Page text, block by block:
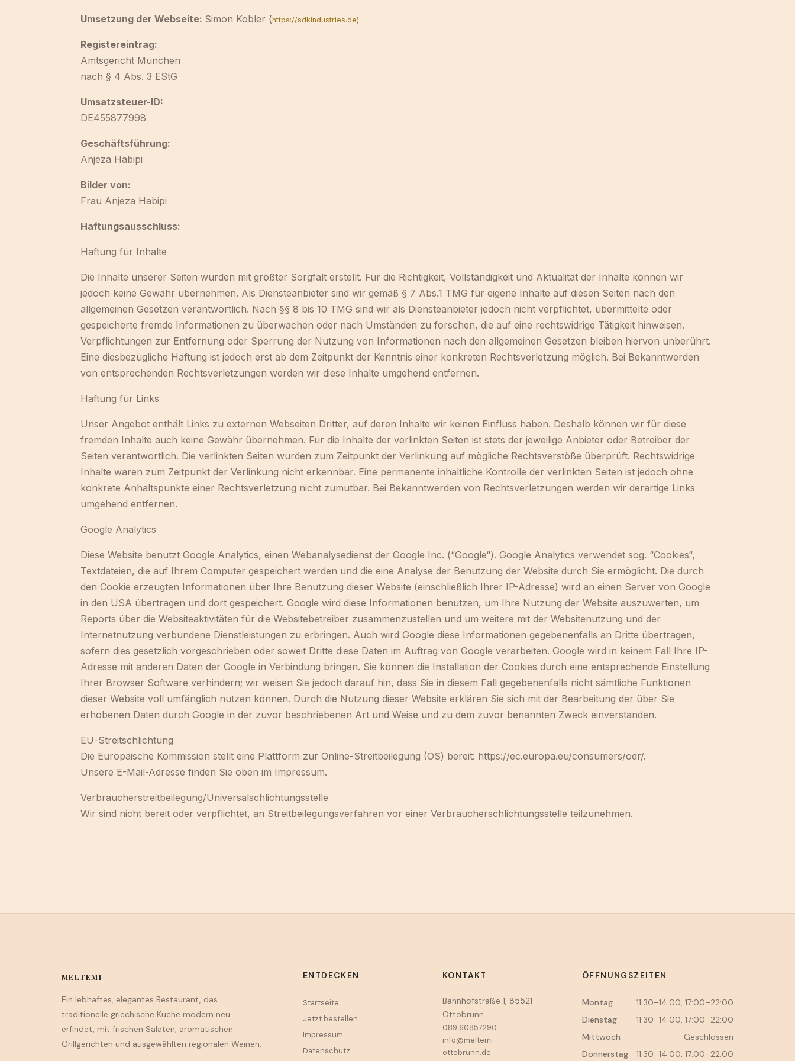
Umsetzung der Webseite: Simon Kobler (https://sdkindustries.de)
Registereintrag:
Amtsgericht München
nach § 4 Abs. 3 EStG
Umsatzsteuer-ID:
DE455877998
Geschäftsführung:
Anjeza Habipi
Bilder von:
Frau Anjeza Habipi
Haftungsausschluss:
Haftung für Inhalte
Die Inhalte unserer Seiten wurden mit größter Sorgfalt erstellt. Für die Richtigkeit, Vollständigkeit und Aktualität der Inhalte können wir
jedoch keine Gewähr übernehmen. Als Diensteanbieter sind wir gemäß § 7 Abs.1 TMG für eigene Inhalte auf diesen Seiten nach den
allgemeinen Gesetzen verantwortlich. Nach §§ 8 bis 10 TMG sind wir als Diensteanbieter jedoch nicht verpflichtet, übermittelte oder
gespeicherte fremde Informationen zu überwachen oder nach Umständen zu forschen, die auf eine rechtswidrige Tätigkeit hinweisen.
Verpflichtungen zur Entfernung oder Sperrung der Nutzung von Informationen nach den allgemeinen Gesetzen bleiben hiervon unberührt.
Eine diesbezügliche Haftung ist jedoch erst ab dem Zeitpunkt der Kenntnis einer konkreten Rechtsverletzung möglich. Bei Bekanntwerden
von entsprechenden Rechtsverletzungen werden wir diese Inhalte umgehend entfernen.
Haftung für Links
Unser Angebot enthält Links zu externen Webseiten Dritter, auf deren Inhalte wir keinen Einfluss haben. Deshalb können wir für diese
fremden Inhalte auch keine Gewähr übernehmen. Für die Inhalte der verlinkten Seiten ist stets der jeweilige Anbieter oder Betreiber der
Seiten verantwortlich. Die verlinkten Seiten wurden zum Zeitpunkt der Verlinkung auf mögliche Rechtsverstöße überprüft. Rechtswidrige
Inhalte waren zum Zeitpunkt der Verlinkung nicht erkennbar. Eine permanente inhaltliche Kontrolle der verlinkten Seiten ist jedoch ohne
konkrete Anhaltspunkte einer Rechtsverletzung nicht zumutbar. Bei Bekanntwerden von Rechtsverletzungen werden wir derartige Links
umgehend entfernen.
Google Analytics
Diese Website benutzt Google Analytics, einen Webanalysedienst der Google Inc. (“Google“). Google Analytics verwendet sog. “Cookies“,
Textdateien, die auf Ihrem Computer gespeichert werden und die eine Analyse der Benutzung der Website durch Sie ermöglicht. Die durch
den Cookie erzeugten Informationen über Ihre Benutzung dieser Website (einschließlich Ihrer IP-Adresse) wird an einen Server von Google
in den USA übertragen und dort gespeichert. Google wird diese Informationen benutzen, um Ihre Nutzung der Website auszuwerten, um
Reports über die Websiteaktivitäten für die Websitebetreiber zusammenzustellen und um weitere mit der Websitenutzung und der
Internetnutzung verbundene Dienstleistungen zu erbringen. Auch wird Google diese Informationen gegebenenfalls an Dritte übertragen,
sofern dies gesetzlich vorgeschrieben oder soweit Dritte diese Daten im Auftrag von Google verarbeiten. Google wird in keinem Fall Ihre IP-
Adresse mit anderen Daten der Google in Verbindung bringen. Sie können die Installation der Cookies durch eine entsprechende Einstellung
Ihrer Browser Software verhindern; wir weisen Sie jedoch darauf hin, dass Sie in diesem Fall gegebenenfalls nicht sämtliche Funktionen
dieser Website voll umfänglich nutzen können. Durch die Nutzung dieser Website erklären Sie sich mit der Bearbeitung der über Sie
erhobenen Daten durch Google in der zuvor beschriebenen Art und Weise und zu dem zuvor benannten Zweck einverstanden.
EU-Streitschlichtung
Die Europäische Kommission stellt eine Plattform zur Online-Streitbeilegung (OS) bereit: https://ec.europa.eu/consumers/odr/.
Unsere E-Mail-Adresse finden Sie oben im Impressum.
Verbraucherstreitbeilegung/Universalschlichtungsstelle
Wir sind nicht bereit oder verpflichtet, an Streitbeilegungsverfahren vor einer Verbraucherschlichtungsstelle teilzunehmen.
MELTEMI
Ein lebhaftes, elegantes Restaurant, das
traditionelle griechische Küche modern neu
erfindet, mit frischen Salaten, aromatischen
Grillgerichten und ausgewählten regionalen Weinen.
ENTDECKEN
Startseite
Jetzt bestellen
Impressum
Datenschutz
KONTAKT
Bahnhofstraße 1, 85521
Ottobrunn
089 60857290
info@meltemi-
ottobrunn.de
ÖFFNUNGSZEITEN
Montag
11:30–14:00, 17:00–22:00
Dienstag
11:30–14:00, 17:00–22:00
Mittwoch
Geschlossen
Donnerstag
11:30–14:00, 17:00–22:00